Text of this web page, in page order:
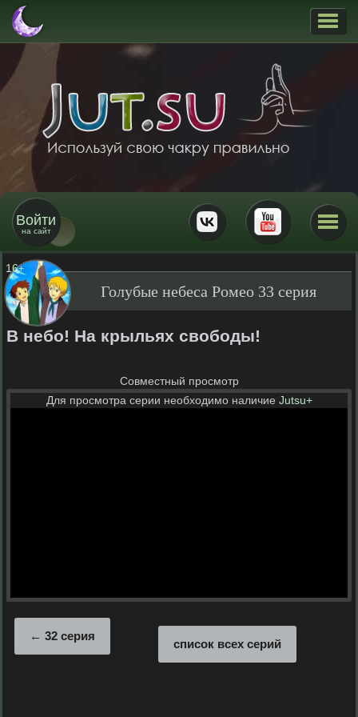
Войти
на сайт
16+
Голубые небеса Ромео 33 серия
В небо! На крыльях свободы!
Совместный просмотр
Для просмотра серии необходимо наличие Jutsu+
32 серия
список всех серий